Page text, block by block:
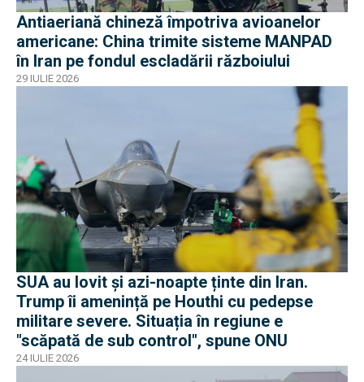
Antiaeriană chineză împotriva avioanelor
americane: China trimite sisteme MANPAD
în Iran pe fondul escladării războiului
29 IULIE 2026
SUA au lovit și azi-noapte ținte din Iran.
Trump îi amenință pe Houthi cu pedepse
militare severe. Situația în regiune e
"scăpată de sub control", spune ONU
24 IULIE 2026